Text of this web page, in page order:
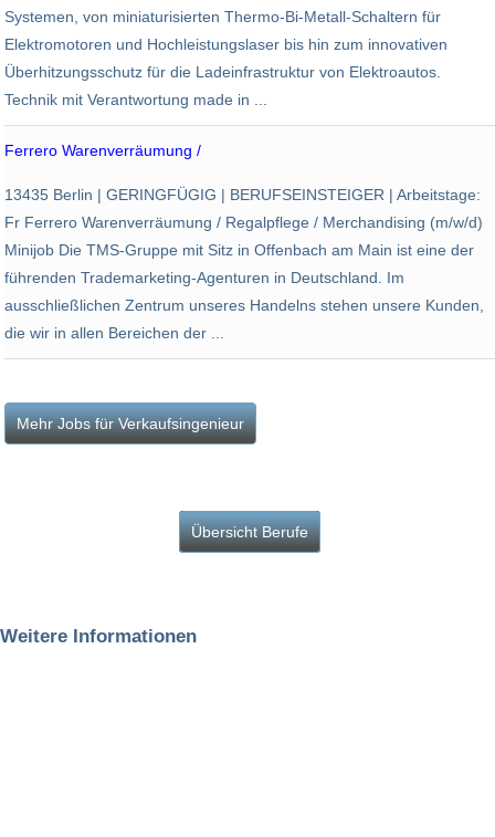
Systemen, von miniaturisierten Thermo-Bi-Metall-Schaltern für
Elektromotoren und Hochleistungslaser bis hin zum innovativen
Überhitzungsschutz für die Ladeinfrastruktur von Elektroautos.
Technik mit Verantwortung made in ...
Ferrero Warenverräumung /
Berlin
13435 Berlin | GERINGFÜGIG | BERUFSEINSTEIGER | Arbeitstage:
Fr Ferrero Warenverräumung / Regalpflege / Merchandising (m/w/d)
Minijob Die TMS-Gruppe mit Sitz in Offenbach am Main ist eine der
führenden Trademarketing-Agenturen in Deutschland. Im
ausschließlichen Zentrum unseres Handelns stehen unsere Kunden,
die wir in allen Bereichen der ...
Übersicht Berufe
Weitere Informationen